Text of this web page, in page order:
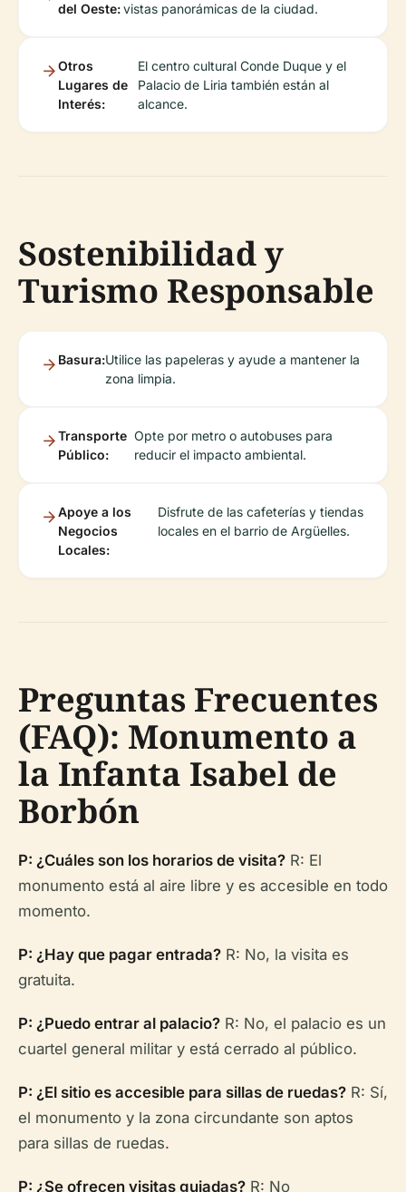
del Oeste:vistas panorámicas de la ciudad.
Otros
Lugares de
Interés:
El centro cultural Conde Duque y el
Palacio de Liria también están al
alcance.
Sostenibilidad y
Turismo Responsable
Basura:Utilice las papeleras y ayude a mantener la
zona limpia.
Transporte
Público:
Opte por metro o autobuses para
reducir el impacto ambiental.
Apoye a los
Negocios
Locales:
Disfrute de las cafeterías y tiendas
locales en el barrio de Argüelles.
Preguntas Frecuentes
(FAQ): Monumento a
la Infanta Isabel de
Borbón
P: ¿Cuáles son los horarios de visita? R: El
monumento está al aire libre y es accesible en todo
momento.
P: ¿Hay que pagar entrada? R: No, la visita es
gratuita.
P: ¿Puedo entrar al palacio? R: No, el palacio es un
cuartel general militar y está cerrado al público.
P: ¿El sitio es accesible para sillas de ruedas? R: Sí,
el monumento y la zona circundante son aptos
para sillas de ruedas.
P: ¿Se ofrecen visitas guiadas? R: No